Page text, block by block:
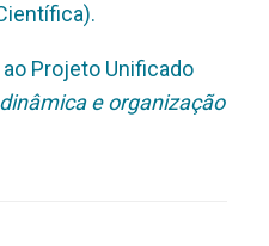
Projeto Unificado
e organização